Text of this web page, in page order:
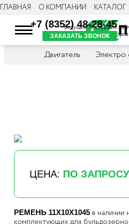
ГЛАВНАЯ О КОМПАНИИ КАТАЛОГ
Ведущий поставщик
бульдозеров и
+7 (8352) 48-28-45
ЗАКАЗАТЬ ЗВОНОК
Двигатель Электро
ЦЕНА: ПО ЗАПРОСУ
РЕМЕНЬ 11Х10Х1045 в